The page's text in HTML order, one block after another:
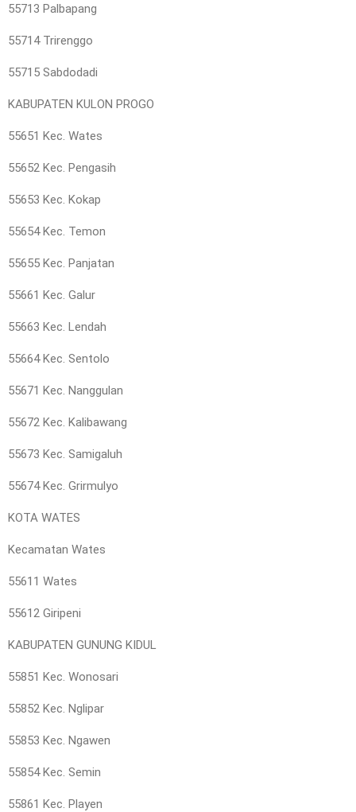
55713 Palbapang
55714 Trirenggo
55715 Sabdodadi
KABUPATEN KULON PROGO
55651 Kec. Wates
55652 Kec. Pengasih
55653 Kec. Kokap
55654 Kec. Temon
55655 Kec. Panjatan
55661 Kec. Galur
55663 Kec. Lendah
55664 Kec. Sentolo
55671 Kec. Nanggulan
55672 Kec. Kalibawang
55673 Kec. Samigaluh
55674 Kec. Grirmulyo
KOTA WATES
Kecamatan Wates
55611 Wates
55612 Giripeni
KABUPATEN GUNUNG KIDUL
55851 Kec. Wonosari
55852 Kec. Nglipar
55853 Kec. Ngawen
55854 Kec. Semin
55861 Kec. Playen